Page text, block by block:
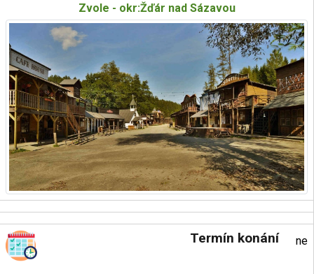
Zvole - okr:Žďár nad Sázavou
Termín konání ne